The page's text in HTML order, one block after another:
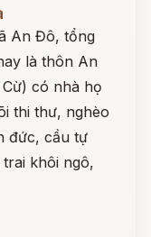
An Đô, tổng
là thôn An
có nhà họ
thi thư, nghèo
đức, cầu tự
khôi ngô,